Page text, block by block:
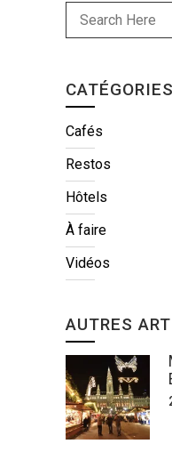
CATÉGORIES
Cafés
Restos
Hôtels
À faire
Vidéos
AUTRES